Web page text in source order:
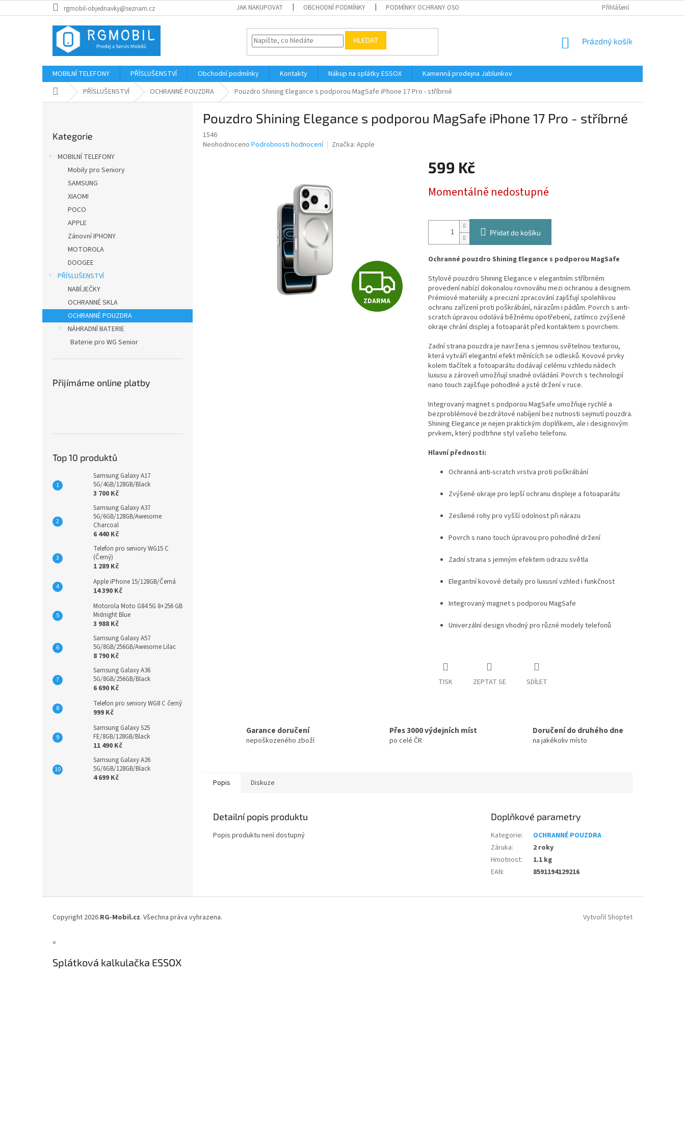
na
rgmobil-objednavky@seznam.cz JAK NAKUPOVAT OBCHODNÍ PODMÍNKY PODMÍNKY OCHRANY OSOBNÍCH ÚDAJŮ Přihlášení
HLEDAT
NÁKUPNÍ
Prázdný košík
MOBILNÍ TELEFONY PŘÍSLUŠENSTVÍ Obchodní podmínky Kontakty Nákup na splátky ESSOX
Kamenná prodejna Jablunkov
Domů PŘÍSLUŠENSTVÍ OCHRANNÉ POUZDRA Pouzdro Shining Elegance s podporou MagSafe iPhone 17 Pro - stříbrné
kategorie
Kategorie
MOBILNÍ TELEFONY
Mobily pro Seniory
SAMSUNG
XIAOMI
POCO
APPLE
Zánovní IPHONY
MOTOROLA
DOOGEE
PŘÍSLUŠENSTVÍ
NABÍJEČKY
OCHRANNÉ SKLA
OCHRANNÉ POUZDRA
NÁHRADNÍ BATERIE
Baterie pro WG Senior
Přijímáme online platby
Top 10 produktů
Samsung Galaxy A17
5G/4GB/128GB/Black
3 700 Kč
Samsung Galaxy A37
5G/6GB/128GB/Awesome
Charcoal
6 440 Kč
Telefon pro seniory WG15 C
(Černý)
1 289 Kč
Apple iPhone 15/128GB/Černá
14 390 Kč
Motorola Moto G84 5G 8+256 GB
Midnight Blue
3 988 Kč
Samsung Galaxy A57
5G/8GB/256GB/Awesome Lilac
8 790 Kč
Samsung Galaxy A36
5G/8GB/256GB/Black
6 690 Kč
Telefon pro seniory WG8 C černý
999 Kč
Samsung Galaxy S25
FE/8GB/128GB/Black
11 490 Kč
Samsung Galaxy A26
5G/6GB/128GB/Black
4 699 Kč
Pouzdro Shining Elegance s podporou MagSafe iPhone 17 Pro - stříbrné
1546
Průměrné
Neohodnoceno Podrobnosti hodnocení Značka: Apple
Z
D
ZDARMA
599 Kč
cena:
Momentálně nedostupné
Přidat do košíku
Ochranné pouzdro Shining Elegance s podporou MagSafe
Stylové pouzdro Shining Elegance v elegantním stříbrném
provedení nabízí dokonalou rovnováhu mezi ochranou a designem.
Prémiové materiály a precizní zpracování zajišťují spolehlivou
ochranu zařízení proti poškrábání, nárazům i pádům. Povrch s anti-
scratch úpravou odolává běžnému opotřebení, zatímco zvýšené
okraje chrání displej a fotoaparát před kontaktem s povrchem.
Zadní strana pouzdra je navržena s jemnou světelnou texturou,
která vytváří elegantní efekt měnících se odlesků. Kovové prvky
kolem tlačítek a fotoaparátu dodávají celému vzhledu nádech
luxusu a zároveň umožňují snadné ovládání. Povrch s technologií
nano touch zajišťuje pohodlné a jisté držení v ruce.
Integrovaný magnet s podporou MagSafe umožňuje rychlé a
bezproblémové bezdrátové nabíjení bez nutnosti sejmutí pouzdra.
Shining Elegance je nejen praktickým doplňkem, ale i designovým
prvkem, který podtrhne styl vašeho telefonu.
Hlavní přednosti:
Ochranná anti-scratch vrstva proti poškrábání
Zvýšené okraje pro lepší ochranu displeje a fotoaparátu
Zesílené rohy pro vyšší odolnost při nárazu
Povrch s nano touch úpravou pro pohodlné držení
Zadní strana s jemným efektem odrazu světla
Elegantní kovové detaily pro luxusní vzhled i funkčnost
Integrovaný magnet s podporou MagSafe
Univerzální design vhodný pro různé modely telefonů
TISK ZEPTAT SE SDÍLET
Garance doručení
nepoškozeného zboží
Přes 3000 výdejních míst
po celé ČR
Doručení do druhého dne
na jakékoliv místo
Popis Diskuze
Detailní popis produktu
Popis produktu není dostupný
Doplňkové parametry
Kategorie:
OCHRANNÉ POUZDRA
Záruka:
2 roky
Hmotnost:
1.1 kg
EAN: 8591194129216
Vytvořil Shoptet
Copyright 2026 RG-Mobil.cz. Všechna práva vyhrazena.
×
Splátková kalkulačka ESSOX